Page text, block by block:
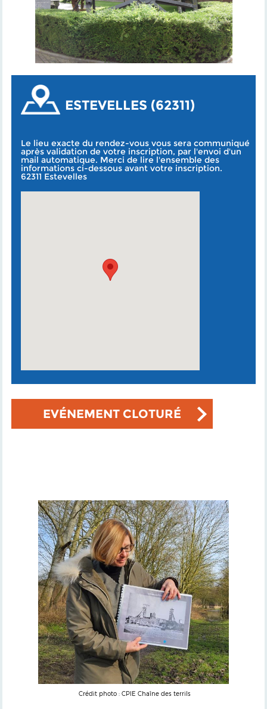
ESTEVELLES (62311)
Le lieu exacte du rendez-vous vous sera communiqué
après validation de votre inscription, par l'envoi d'un
mail automatique. Merci de lire l'ensemble des
informations ci-dessous avant votre inscription.
62311 Estevelles
EVÉNEMENT CLOTURÉ
Crédit photo : CPIE Chaîne des terrils